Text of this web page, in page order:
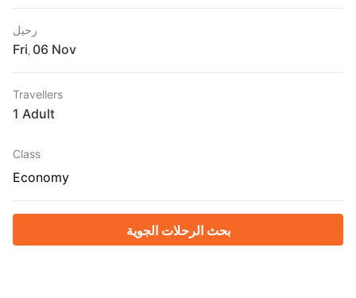
رحيل
Fri
Travellers
1 Adult
Class
Economy